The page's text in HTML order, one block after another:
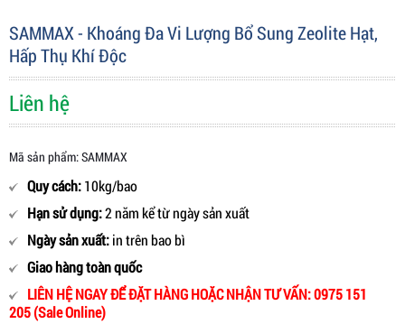
SAMMAX - Khoáng Đa Vi Lượng Bổ Sung Zeolite Hạt,
Hấp Thụ Khí Độc
Liên hệ
Mã sản phẩm: SAMMAX
Quy cách:10kg/bao
Hạn sử dụng:2 năm kể từ ngày sản xuất
Ngày sản xuất:in trên bao bì
Giao hàng toàn quốc
LIÊN HỆ NGAY ĐỂ ĐẶT HÀNG HOẶC NHẬN TƯ VẤN: 0975 151
205 (Sale Online)